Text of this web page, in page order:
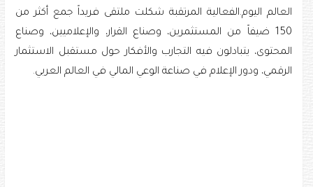
العالم اليوم.الفعالية المرتقبة شكلت ملتقى فريداً جمع أكثر من
150 ضيفاً من المستثمرين، وصناع القرار، والإعلاميين، وصناع
المحتوى، يتبادلون فيه التجارب والأفكار حول مستقبل الاستثمار
الرقمي، ودور الإعلام في صناعة الوعي المالي في العالم العربي.